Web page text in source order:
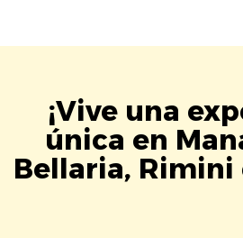
¡Vive una
única en
Bellaria, Rimini